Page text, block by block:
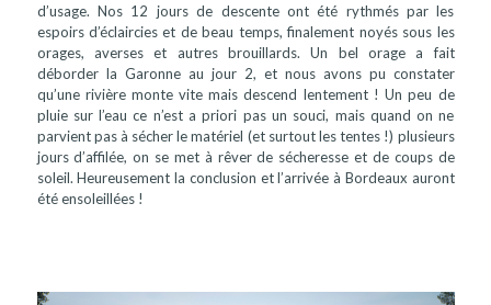
d’usage. Nos 12 jours de descente ont été rythmés par les
espoirs d’éclaircies et de beau temps, finalement noyés sous les
orages, averses et autres brouillards. Un bel orage a fait
déborder la Garonne au jour 2, et nous avons pu constater
qu’une rivière monte vite mais descend lentement ! Un peu de
pluie sur l’eau ce n’est a priori pas un souci, mais quand on ne
parvient pas à sécher le matériel (et surtout les tentes !) plusieurs
jours d’affilée, on se met à rêver de sécheresse et de coups de
soleil. Heureusement la conclusion et l’arrivée à Bordeaux auront
été ensoleillées !